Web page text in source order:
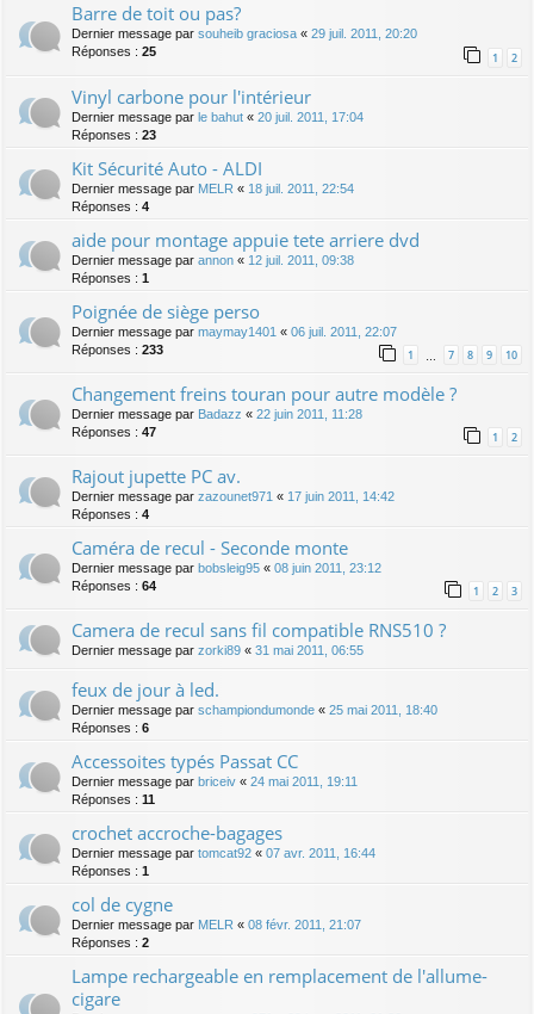
Barre de toit ou pas?
Dernier message par souheib graciosa « 29 juil. 2011, 20:20
Réponses : 25 1 2
Vinyl carbone pour l'intérieur
Dernier message par le bahut « 20 juil. 2011, 17:04
Réponses : 23
Kit Sécurité Auto - ALDI
Dernier message par MELR « 18 juil. 2011, 22:54
Réponses : 4
aide pour montage appuie tete arriere dvd
Dernier message par annon « 12 juil. 2011, 09:38
Réponses : 1
Poignée de siège perso
Dernier message par maymay1401 « 06 juil. 2011, 22:07
Réponses : 233 1 7 8 9 10
Changement freins touran pour autre modèle ?
Dernier message par Badazz « 22 juin 2011, 11:28
Réponses : 47 1 2
Rajout jupette PC av.
Dernier message par zazounet971 « 17 juin 2011, 14:42
Réponses : 4
Caméra de recul - Seconde monte
Dernier message par bobsleig95 « 08 juin 2011, 23:12
Réponses : 64 1 2 3
Camera de recul sans fil compatible RNS510 ?
Dernier message par zorki89 « 31 mai 2011, 06:55
feux de jour à led.
Dernier message par schampiondumonde « 25 mai 2011, 18:40
Réponses : 6
Accessoites typés Passat CC
Dernier message par briceiv « 24 mai 2011, 19:11
Réponses : 11
crochet accroche-bagages
Dernier message par tomcat92 « 07 avr. 2011, 16:44
Réponses : 1
col de cygne
Dernier message par MELR « 08 févr. 2011, 21:07
Réponses : 2
Lampe rechargeable en remplacement de l'allume-
cigare